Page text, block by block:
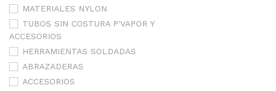
MATERIALES NYLON
TUBOS SIN COSTURA P'VAPOR Y
ACCESORIOS
HERRAMIENTAS SOLDADAS
ABRAZADERAS
ACCESORIOS